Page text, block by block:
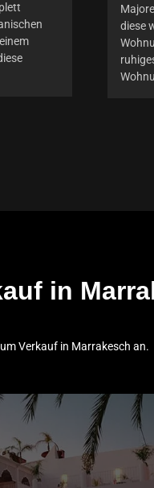
diese
in
Verkauf in Marrakesch an.